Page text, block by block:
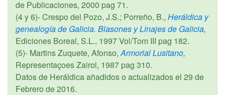
de Publicaciones, 2000 pag 71.
(4 y 6)- Crespo del Pozo, J.S.; Porreño, B., Heráldica y
genealogía de Galicia. Blasones y Linajes de Galicia,
Ediciones Boreal, S.L., 1997Vol/Tom III pag 182.
(5)- Martins Zuquete, Afonso, Armorial Lusitano,
Representaçoes Zairol, 1987 pag 310.
Datos de Heráldica añadidos o actualizados el 29 de
Febrero de 2016.